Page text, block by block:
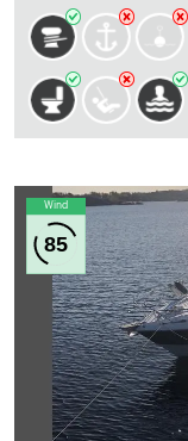
Wind
85